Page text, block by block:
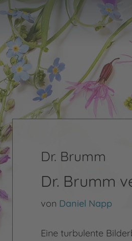
Dr. Brumm
Dr. Brumm
von Daniel Napp
Eine turbulente